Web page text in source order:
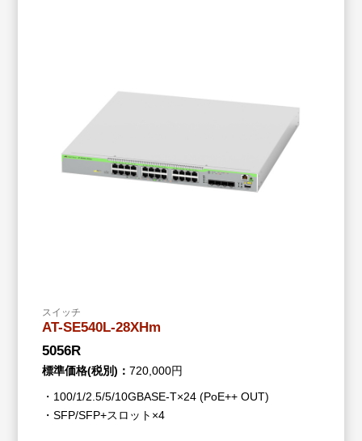
スイッチ
AT-SE540L-28XHm
5056R
標準価格(税別)：720,000円
・100/1/2.5/5/10GBASE-T×24 (PoE++ OUT)
・SFP/SFP+スロット×4